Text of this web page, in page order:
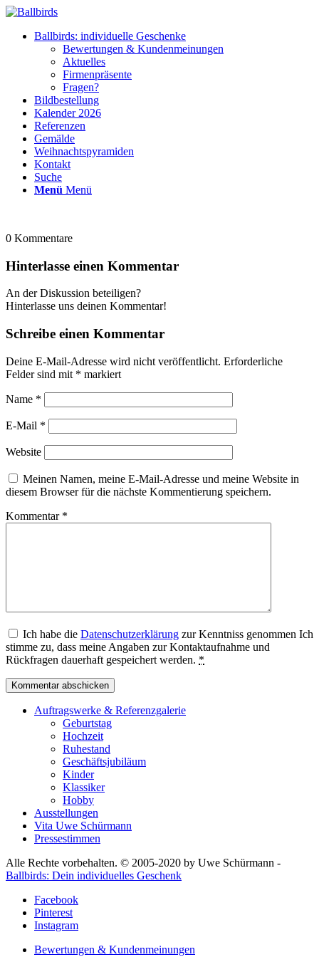
Ballbirds: individuelle Geschenke
Bewertungen & Kundenmeinungen
Aktuelles
Firmenpräsente
Fragen?
Bildbestellung
Kalender 2026
Referenzen
Gemälde
Weihnachtspyramiden
Kontakt
Suche
Menü Menü
0 Kommentare
Hinterlasse einen Kommentar
An der Diskussion beteiligen?
Hinterlasse uns deinen Kommentar!
Schreibe einen Kommentar
Deine E-Mail-Adresse wird nicht veröffentlicht. Erforderliche
Felder sind mit * markiert
Name *
E-Mail *
Website
Meinen Namen, meine E-Mail-Adresse und meine Website in
diesem Browser für die nächste Kommentierung speichern.
Kommentar *
Ich habe die Datenschutzerklärung zur Kenntniss genommen Ich
stimme zu, dass meine Angaben zur Kontaktaufnahme und
Rückfragen dauerhaft gespeichert werden. *
Auftragswerke & Referenzgalerie
Geburtstag
Hochzeit
Ruhestand
Geschäftsjubiläum
Kinder
Klassiker
Hobby
Ausstellungen
Vita Uwe Schürmann
Pressestimmen
Alle Rechte vorbehalten. © 2005-2020 by Uwe Schürmann -
Ballbirds: Dein individuelles Geschenk
Facebook
Pinterest
Instagram
Bewertungen & Kundenmeinungen